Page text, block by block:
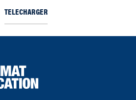
TELECHARGER